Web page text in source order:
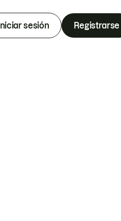
Iniciar sesión Registrarse